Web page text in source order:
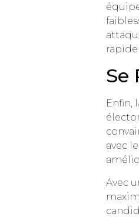
Se
Enfin,
avec
Avec